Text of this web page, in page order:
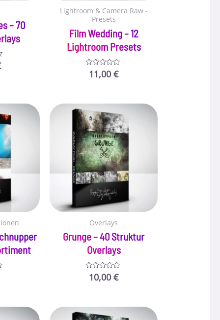
– 70
Lightroom & Camera Raw -
Presets
Film Wedding – 12
Lightroom Presets
Bewertet
mit
11,00€
Overlays
Grunge – 40 Struktur
Overlays
Bewertet
mit
10,00€